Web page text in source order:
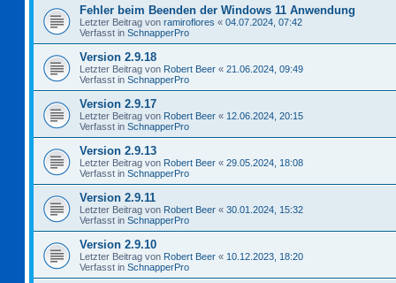
Fehler beim Beenden der Windows 11 Anwendung
Letzter Beitrag von ramiroflores « 04.07.2024, 07:42
Verfasst in SchnapperPro
Version 2.9.18
Letzter Beitrag von Robert Beer « 21.06.2024, 09:49
Verfasst in SchnapperPro
Version 2.9.17
Letzter Beitrag von Robert Beer « 12.06.2024, 20:15
Verfasst in SchnapperPro
Version 2.9.13
Letzter Beitrag von Robert Beer « 29.05.2024, 18:08
Verfasst in SchnapperPro
Version 2.9.11
Letzter Beitrag von Robert Beer « 30.01.2024, 15:32
Verfasst in SchnapperPro
Version 2.9.10
Letzter Beitrag von Robert Beer « 10.12.2023, 18:20
Verfasst in SchnapperPro